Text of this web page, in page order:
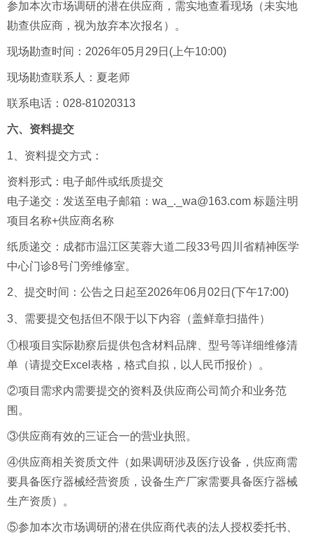
参加本次市场调研的潜在供应商，需实地查看现场（未实地
勘查供应商，视为放弃本次报名）。
现场勘查时间：2026年05月29日(上午10:00)
现场勘查联系人：夏老师
联系电话：028-81020313
六、资料提交
1、资料提交方式：
资料形式：电子邮件或纸质提交
电子递交：发送至电子邮箱：wa_._wa@163.com 标题注明
项目名称+供应商名称
纸质递交：成都市温江区芙蓉大道二段33号四川省精神医学
中心门诊8号门旁维修室。
2、提交时间：公告之日起至2026年06月02日(下午17:00)
3、需要提交包括但不限于以下内容（盖鲜章扫描件）
①根项目实际勘察后提供包含材料品牌、型号等详细维修清
单（请提交Excel表格，格式自拟，以人民币报价）。
②项目需求内需要提交的资料及供应商公司简介和业务范
围。
③供应商有效的三证合一的营业执照。
④供应商相关资质文件（如果调研涉及医疗设备，供应商需
要具备医疗器械经营资质，设备生产厂家需要具备医疗器械
生产资质）。
⑤参加本次市场调研的潜在供应商代表的法人授权委托书、